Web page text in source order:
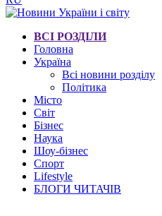
ВСІ РОЗДІЛИ
Головна
Україна
Всі новини розділу
Політика
Місто
Світ
Бізнес
Наука
Шоу-бізнес
Спорт
Lifestyle
БЛОГИ ЧИТАЧІВ